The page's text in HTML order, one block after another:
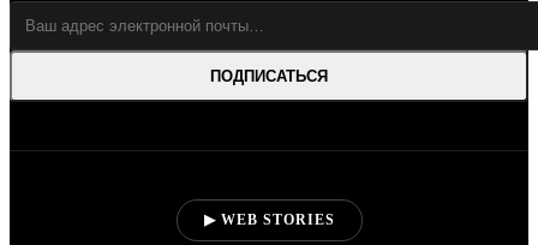
ПОДПИСАТЬСЯ
▶ WEB STORIES